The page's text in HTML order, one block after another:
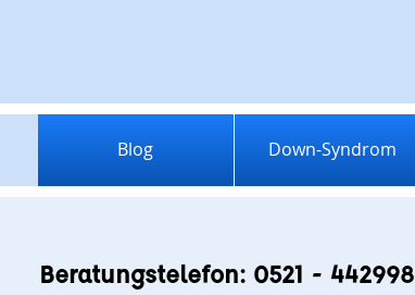
Blog Down-Syndrom
Beratungstelefon: 0521 - 442998